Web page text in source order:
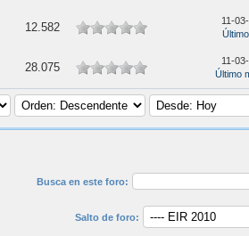
12.582
11-
28.075
11-
Último
Busca en este foro:
Salto de foro: